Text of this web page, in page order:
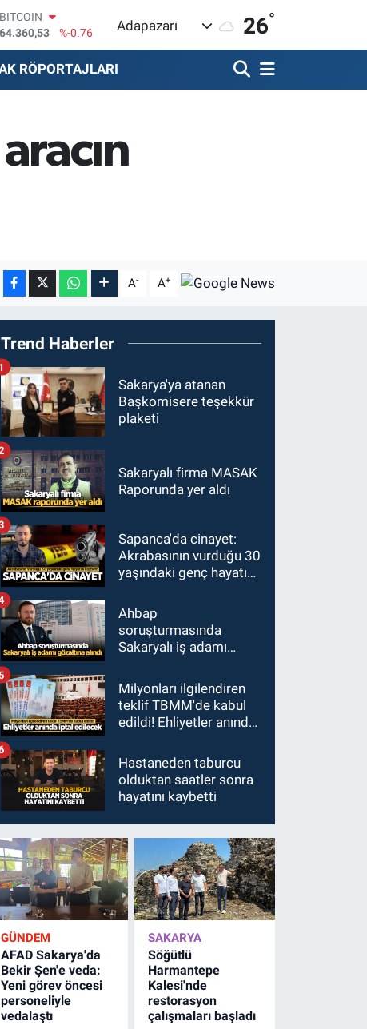
64.360,53
DOLAR
EURO
55,0317
%-0.02
6574.81
%1.44
BİST100
Adapazarı 26°
RÖPORTAJLARI
A- A+
Trend Haberler
Sakarya'ya atanan
Başkomisere teşekkür
plaketi
1
Sakaryalı firma MASAK
Raporunda yer aldı
Sapanca'da cinayet:
Akrabasının vurduğu 30
yaşındaki genç hayatını
Ahbap
soruşturmasında
Sakaryalı iş adamı
Milyonları ilgilendiren
teklif TBMM'de kabul
edildi! Ehliyetler anında
Hastaneden taburcu
olduktan saatler sonra
hayatını kaybetti
GÜNDEM
AFAD Sakarya'da
Bekir Şen'e veda:
Yeni görev öncesi
personeliyle
vedalaştı
SAKARYA
Söğütlü
Harmantepe
Kalesi'nde
restorasyon
çalışmaları başladı